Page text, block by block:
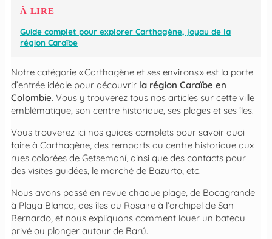
À LIRE
Guide complet pour explorer Carthagène, joyau de la
région Caraïbe
Notre catégorie « Carthagène et ses environs » est la porte
d’entrée idéale pour découvrir la région Caraïbe en
Colombie. Vous y trouverez tous nos articles sur cette ville
emblématique, son centre historique, ses plages et ses îles.
Vous trouverez ici nos guides complets pour savoir quoi
faire à Carthagène, des remparts du centre historique aux
rues colorées de Getsemaní, ainsi que des contacts pour
des visites guidées, le marché de Bazurto, etc.
Nous avons passé en revue chaque plage, de Bocagrande
à Playa Blanca, des îles du Rosaire à l’archipel de San
Bernardo, et nous expliquons comment louer un bateau
privé ou plonger autour de Barú.